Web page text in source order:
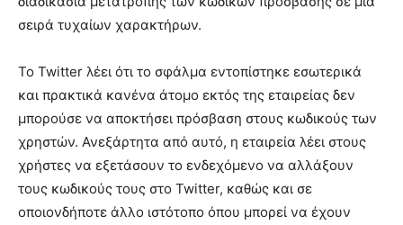
σειρά τυχαίων χαρακτήρων.
Το Twitter λέει ότι το σφάλμα εντοπίστηκε εσωτερικά
και πρακτικά κανένα άτομο εκτός της εταιρείας δεν
μπορούσε να αποκτήσει πρόσβαση στους κωδικούς των
χρηστών. Ανεξάρτητα από αυτό, η εταιρεία λέει στους
χρήστες να εξετάσουν το ενδεχόμενο να αλλάξουν
τους κωδικούς τους στο Twitter, καθώς και σε
οποιονδήποτε άλλο ιστότοπο όπου μπορεί να έχουν